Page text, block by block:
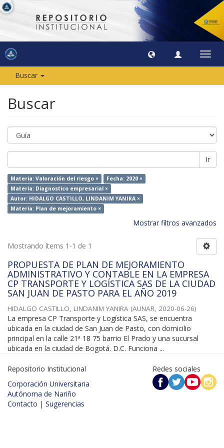
Buscar
Buscar
Ir
Materia: Valoración del riesgo ×
Fecha: 2020 ×
Materia: Diagnostico empresarial ×
Autor: HIDALGO CASTILLO, LINDANIM YANIRA ×
Materia: Plan de mejoramiento ×
Mostrar filtros avanzados
Mostrando ítems 1-1 de 1
PROPUESTA DE PLAN DE MEJORAMIENTO
ADMINISTRATIVO Y CONTABLE EN LA EMPRESA
CP TRANSPORTE Y LOGÍSTICA SAS DE LA CIUDAD
SAN JUAN DE PASTO PARA EL AÑO 2019
HIDALGO CASTILLO, LINDANIM YANIRA (AUNAR, 2020-06-26)
La empresa CP Transporte y Logística SAS, se encuentra
ubicada en la ciudad de San Juan de Pasto, con domicilio
principal en la calle 21ª 18 75 barrio El Prado y una sucursal
ubicada en la ciudad de Bogotá. D.C. Funciona ...
Repositorio Institucional
Corporación Universitaria
Autónoma de Nariño
Contacto | Sugerencias
Redes sociales